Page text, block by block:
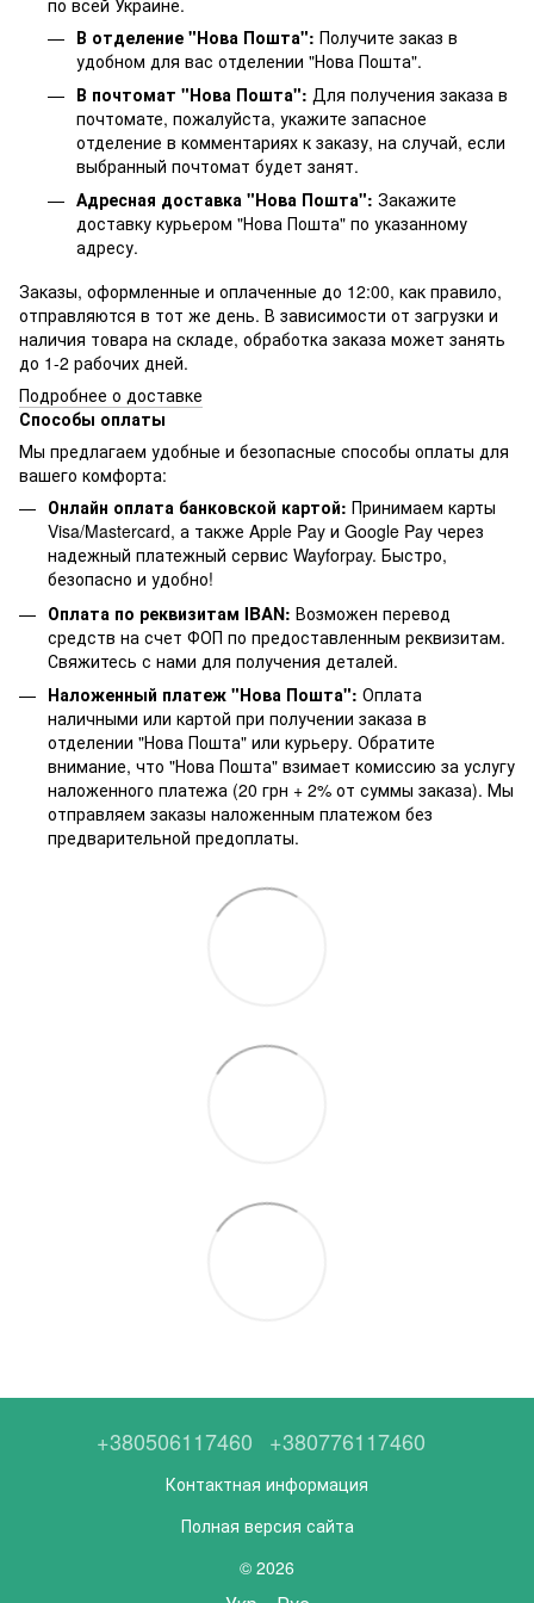
В отделение "Нова Пошта": Получите заказ в
удобном для вас отделении "Нова Пошта".
В почтомат "Нова Пошта": Для получения заказа в
почтомате, пожалуйста, укажите запасное
отделение в комментариях к заказу, на случай, если
выбранный почтомат будет занят.
Адресная доставка "Нова Пошта": Закажите
доставку курьером "Нова Пошта" по указанному
адресу.
Заказы, оформленные и оплаченные до 12:00, как правило,
отправляются в тот же день. В зависимости от загрузки и
наличия товара на складе, обработка заказа может занять
до 1-2 рабочих дней.
Подробнее о доставке
Способы оплаты
Мы предлагаем удобные и безопасные способы оплаты для
вашего комфорта:
Онлайн оплата банковской картой: Принимаем карты
Visa/Mastercard, а также Apple Pay и Google Pay через
надежный платежный сервис Wayforpay. Быстро,
безопасно и удобно!
Оплата по реквизитам IBAN: Возможен перевод
средств на счет ФОП по предоставленным реквизитам.
Свяжитесь с нами для получения деталей.
Наложенный платеж "Нова Пошта": Оплата
наличными или картой при получении заказа в
отделении "Нова Пошта" или курьеру. Обратите
внимание, что "Нова Пошта" взимает комиссию за услугу
наложенного платежа (20 грн + 2% от суммы заказа). Мы
отправляем заказы наложенным платежом без
предварительной предоплаты.
+380506117460 +380776117460
Контактная информация
Полная версия сайта
© 2026